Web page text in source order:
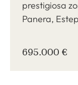
prestigiosa
Panera,
695.000 €